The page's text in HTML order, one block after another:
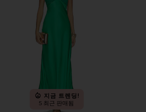
지금 트렌딩!
5 최근 판매됨